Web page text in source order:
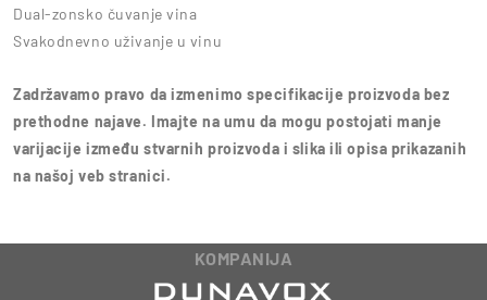
Dual-zonsko čuvanje vina
Svakodnevno uživanje u vinu
Zadržavamo pravo da izmenimo specifikacije proizvoda bez
prethodne najave. Imajte na umu da mogu postojati manje
varijacije između stvarnih proizvoda i slika ili opisa prikazanih
na našoj veb stranici.
KOMPANIJA